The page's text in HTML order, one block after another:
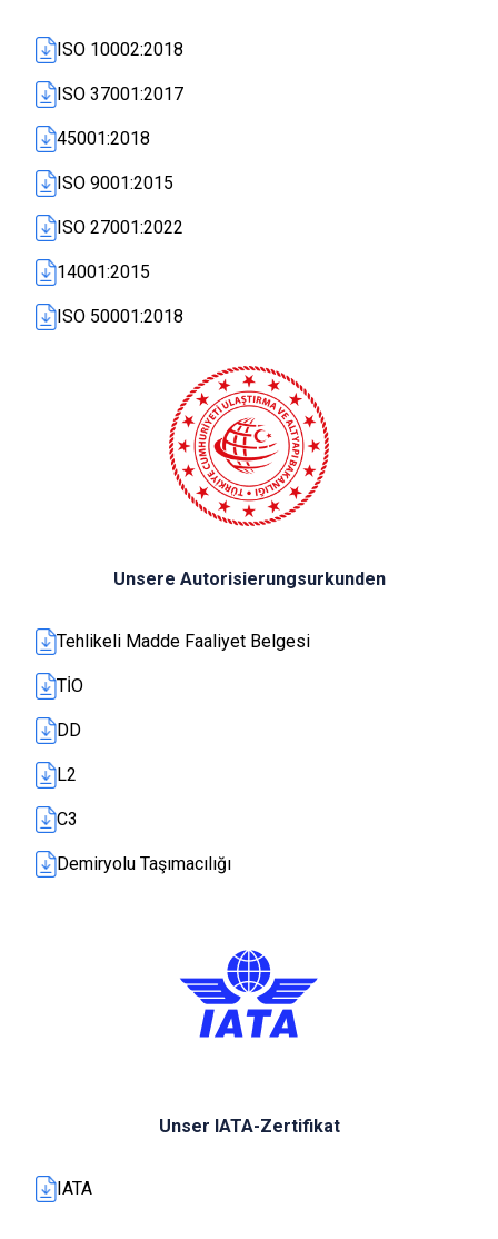
ISO 10002:2018
ISO 37001:2017
45001:2018
ISO 9001:2015
ISO 27001:2022
14001:2015
ISO 50001:2018
Unsere Autorisierungsurkunden
Tehlikeli Madde Faaliyet Belgesi
TİO
DD
L2
C3
Demiryolu Taşımacılığı
Unser IATA-Zertifikat
IATA